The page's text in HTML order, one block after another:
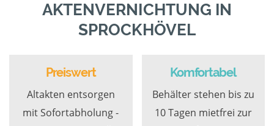
AKTENVERNICHTUNG IN
SPROCKHÖVEL
Preiswert
Altakten entsorgen
mit Sofortabholung -
Komfortabel
Behälter stehen bis zu
10 Tagen mietfrei zur